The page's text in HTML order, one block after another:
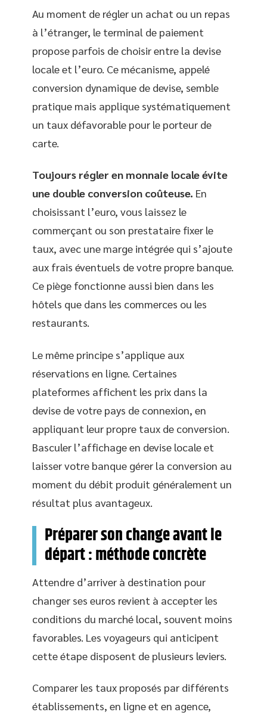
Au moment de régler un achat ou un repas
à l’étranger, le terminal de paiement
propose parfois de choisir entre la devise
locale et l’euro. Ce mécanisme, appelé
conversion dynamique de devise, semble
pratique mais applique systématiquement
un taux défavorable pour le porteur de
carte.
Toujours régler en monnaie locale évite
une double conversion coûteuse. En
choisissant l’euro, vous laissez le
commerçant ou son prestataire fixer le
taux, avec une marge intégrée qui s’ajoute
aux frais éventuels de votre propre banque.
Ce piège fonctionne aussi bien dans les
hôtels que dans les commerces ou les
restaurants.
Le même principe s’applique aux
réservations en ligne. Certaines
plateformes affichent les prix dans la
devise de votre pays de connexion, en
appliquant leur propre taux de conversion.
Basculer l’affichage en devise locale et
laisser votre banque gérer la conversion au
moment du débit produit généralement un
résultat plus avantageux.
Préparer son change avant le
départ : méthode concrète
Attendre d’arriver à destination pour
changer ses euros revient à accepter les
conditions du marché local, souvent moins
favorables. Les voyageurs qui anticipent
cette étape disposent de plusieurs leviers.
Comparer les taux proposés par différents
établissements, en ligne et en agence,